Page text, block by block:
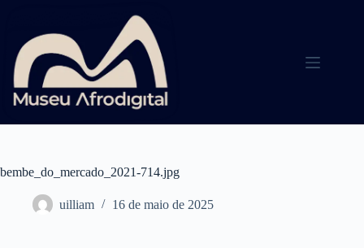
conteúdo
bembe_do_mercado_2021-714.jpg
uilliam 16 de maio de 2025